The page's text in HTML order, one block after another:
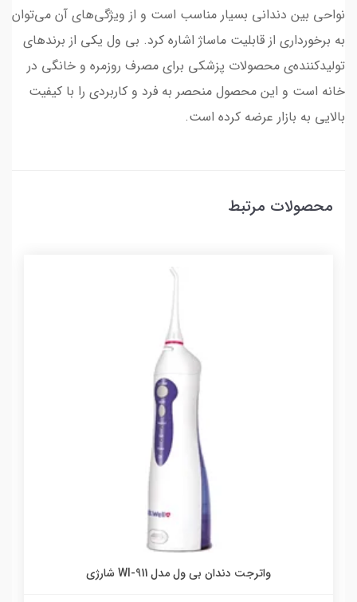
نواحی بین دندانی بسیار مناسب است و از ویژگی‌های آن می‌توان
به برخورداری از قابلیت ماساژ اشاره کرد. بی ول یکی از برندهای
تولیدکننده‌ی محصولات پزشکی برای مصرف روزمره و خانگی در
خانه است و این محصول منحصر به فرد و کاربردی را با کیفیت
بالایی به بازار عرضه کرده است.
محصولات مرتبط
واترجت دندان بی ول مدل WI-911 شارژی